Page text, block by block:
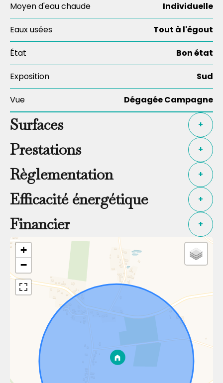
Moyen d'eau chaude Individuelle
Eaux usées Tout à l'égout
État Bon état
Exposition Sud
Vue Dégagée Campagne
Surfaces +
Prestations +
Règlementation +
Efficacité énergétique +
Financier +
+
−